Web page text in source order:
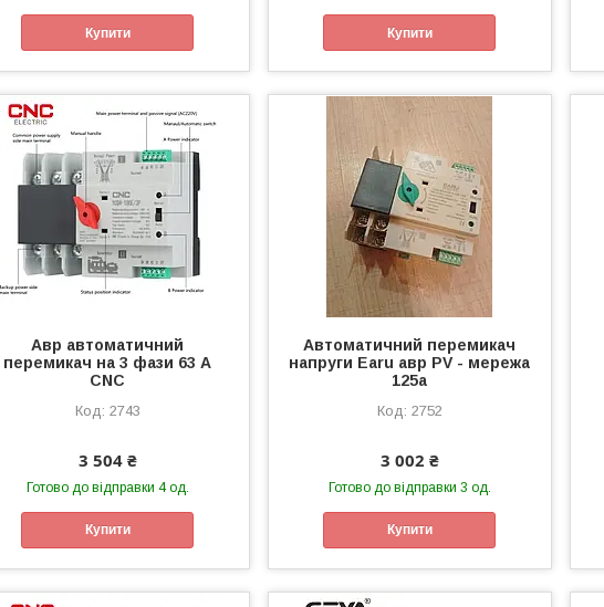
Купити Купити
Авр автоматичний
перемикач на 3 фази 63 А
CNC
2743
3 504 ₴
Готово до відправки 4 од.
Купити
Автоматичний перемикач
напруги Earu авр PV - мережа
125а
2752
3 002 ₴
Готово до відправки 3 од.
Купити